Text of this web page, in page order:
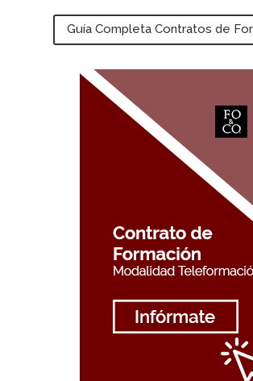
Guía Completa Contratos de